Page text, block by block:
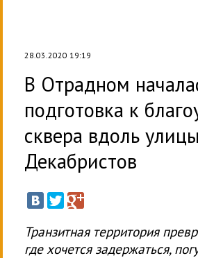
28.03.2020 19:19
В Отрадном
подготовка к
сквера вдоль улицы
Декабристов
Транзитная территория
где хочется задержаться,